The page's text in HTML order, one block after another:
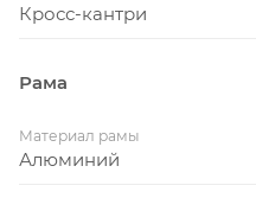
Кросс-кантри
Рама
Материал рамы
Алюминий